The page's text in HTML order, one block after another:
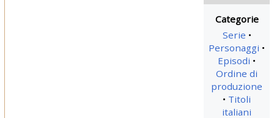
Serie
Personaggi
Episodi
Ordine di
produzione
Titoli
italiani